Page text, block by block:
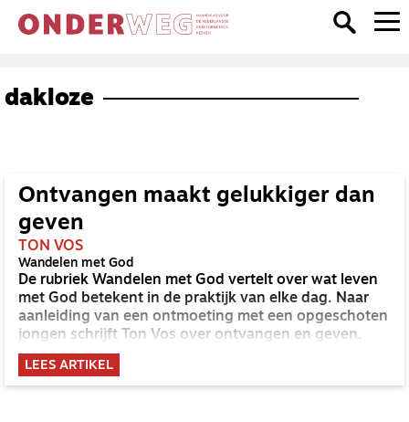
dakloze
Ontvangen maakt gelukkiger dan
geven
TON VOS
Wandelen met God
De rubriek Wandelen met God vertelt over wat leven
met God betekent in de praktijk van elke dag. Naar
aanleiding van een ontmoeting met een opgeschoten
jongen schrijft Ton Vos over ontvangen en geven.
LEES ARTIKEL